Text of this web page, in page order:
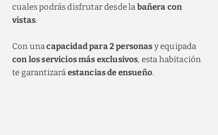
cuales podrás disfrutar desde labañera con
vistas.
Con unacapacidad para 2 personasy equipada
con los servicios más exclusivos, esta habitación
te garantizaráestancias de ensueño.